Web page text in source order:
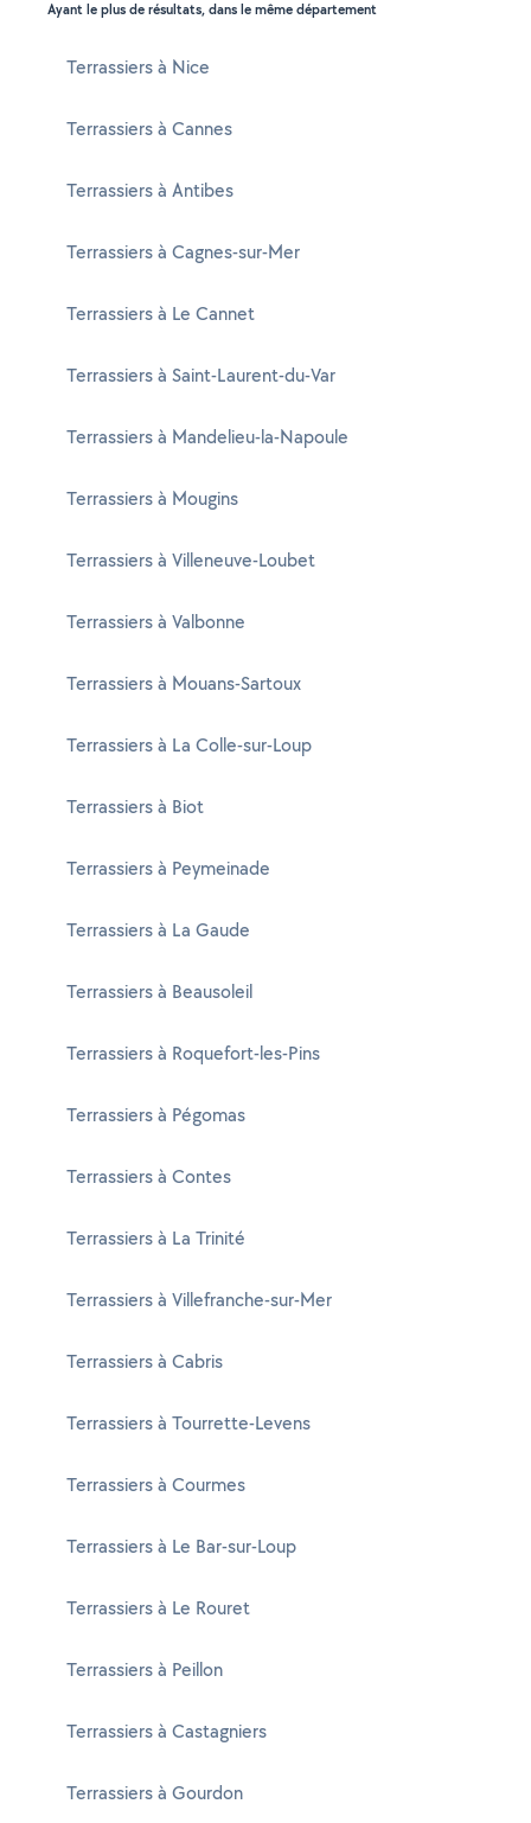
Ayant le plus de résultats, dans le même département
Terrassiers à Nice
Terrassiers à Cannes
Terrassiers à Antibes
Terrassiers à Cagnes-sur-Mer
Terrassiers à Le Cannet
Terrassiers à Saint-Laurent-du-Var
Terrassiers à Mandelieu-la-Napoule
Terrassiers à Mougins
Terrassiers à Villeneuve-Loubet
Terrassiers à Valbonne
Terrassiers à Mouans-Sartoux
Terrassiers à La Colle-sur-Loup
Terrassiers à Biot
Terrassiers à Peymeinade
Terrassiers à La Gaude
Terrassiers à Beausoleil
Terrassiers à Roquefort-les-Pins
Terrassiers à Pégomas
Terrassiers à Contes
Terrassiers à La Trinité
Terrassiers à Villefranche-sur-Mer
Terrassiers à Cabris
Terrassiers à Tourrette-Levens
Terrassiers à Courmes
Terrassiers à Le Bar-sur-Loup
Terrassiers à Le Rouret
Terrassiers à Peillon
Terrassiers à Castagniers
Terrassiers à Gourdon